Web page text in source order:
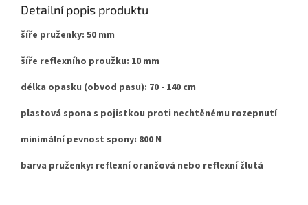
Detailní popis produktu
šíře pruženky: 50 mm
šíře reflexního proužku: 10 mm
délka opasku (obvod pasu): 70 - 140 cm
plastová spona s pojistkou proti nechtěnému rozepnutí
minimální pevnost spony: 800 N
barva pruženky: reflexní oranžová nebo reflexní žlutá